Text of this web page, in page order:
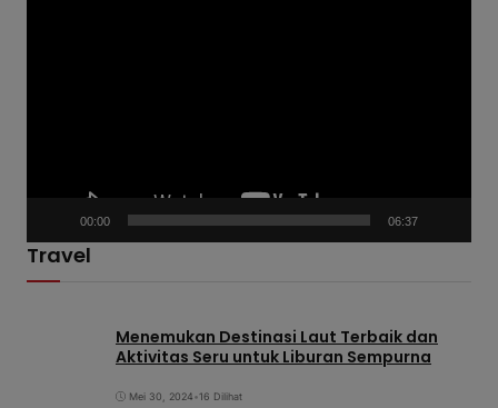
d
00:00 06:37
Travel
Menemukan Destinasi Laut Terbaik dan
Aktivitas Seru untuk Liburan Sempurna
Mei 30, 2024•16 Dilihat